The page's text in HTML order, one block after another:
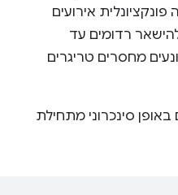
אירועים
רדומים עד
מחסרים טריגרים
באופן סינכרוני מתחילת